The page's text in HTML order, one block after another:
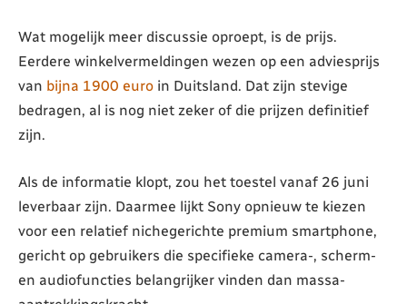
Wat mogelijk meer discussie oproept, is de prijs.
Eerdere winkelvermeldingen wezen op een adviesprijs
van bijna 1900 euro in Duitsland. Dat zijn stevige
bedragen, al is nog niet zeker of die prijzen definitief
zijn.
Als de informatie klopt, zou het toestel vanaf 26 juni
leverbaar zijn. Daarmee lijkt Sony opnieuw te kiezen
voor een relatief nichegerichte premium smartphone,
gericht op gebruikers die specifieke camera-, scherm-
en audiofuncties belangrijker vinden dan massa-